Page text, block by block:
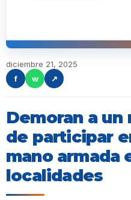
diciembre 21, 2025
f
w ↗
Demoran a un
de participar
mano armada
localidades